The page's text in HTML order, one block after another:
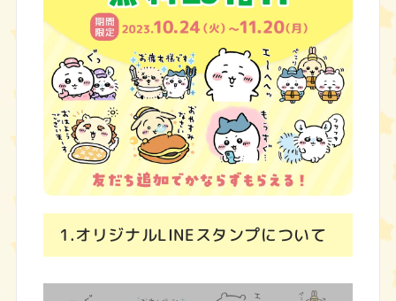
1.オリジナルLINEスタンプについて